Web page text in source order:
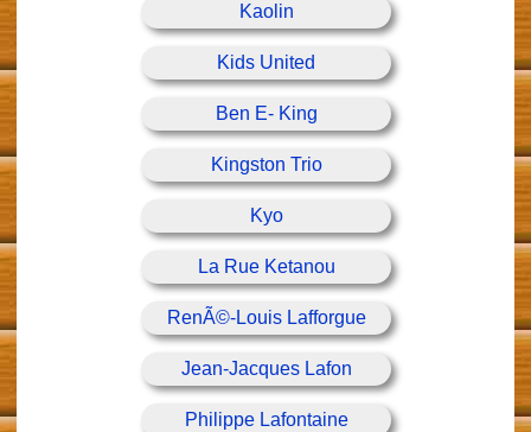
Kaolin
Kids United
Ben E- King
Kingston Trio
Kyo
La Rue Ketanou
RenÃ©-Louis Lafforgue
Jean-Jacques Lafon
Philippe Lafontaine